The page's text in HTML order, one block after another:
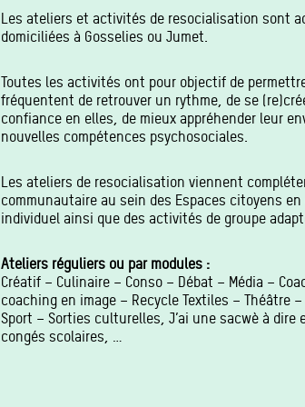
Les ateliers et activités de resocialisation sont
domiciliées à Gosselies ou Jumet.
Toutes les activités ont pour objectif de
fréquentent de retrouver un rythme, de se
confiance en elles, de mieux appréhender leur
nouvelles compétences psychosociales.
Les ateliers de resocialisation viennent
communautaire au sein des Espaces citoyens
individuel ainsi que des activités de groupe
Ateliers réguliers ou par modules :
Créatif – Culinaire – Conso – Débat – Média –
coaching en image – Recycle Textiles – Théâtre
Sport – Sorties culturelles, J’ai une sacwè à
congés scolaires, …